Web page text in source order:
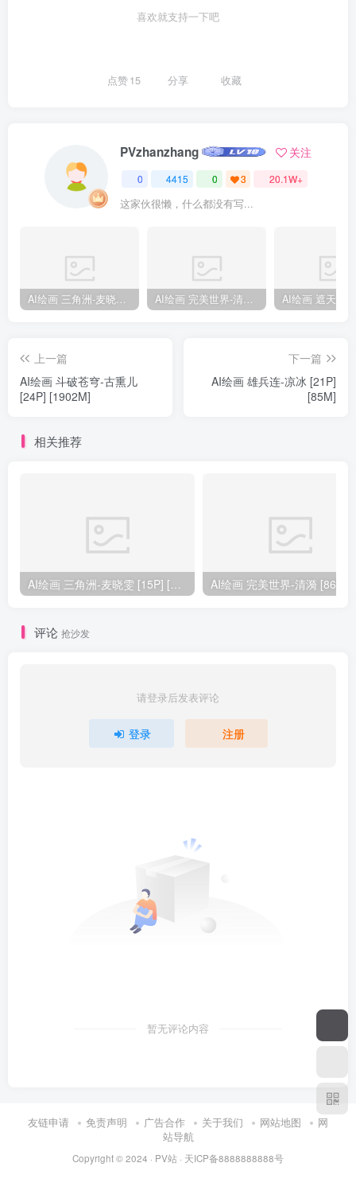
喜欢就支持一下吧
点赞15 分享 收藏
PVzhanzhang 关注
0 4415 0 3 20.1W+
这家伙很懒，什么都没有写...
AI绘画 三角洲-麦晓雯 [15P] [57M] AI绘画 完美世界-清漪 [86P] [1173M]
上一篇
AI绘画 斗破苍穹-古熏儿
[24P] [1902M]
下一篇
AI绘画 雄兵连-凉冰 [21P]
[85M]
相关推荐
AI绘画 三角洲-麦晓雯 [15P] [57M]
评论 抢沙发
请登录后发表评论
登录 注册
暂无评论内容
友链申请 免责声明 广告合作 关于我们 网站地图
网
站导航
Copyright © 2024 · PV站 · 天ICP备8888888888号